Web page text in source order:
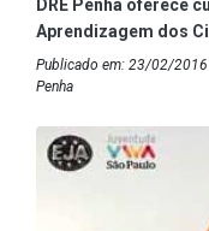
DRE Penha oferece
Aprendizagem dos
Publicado em: 23/02/2016
Penha